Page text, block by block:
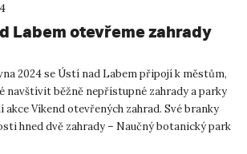
Labem otevřeme zahrady
2024 se Ústí nad Labem připojí k městům,
navštívit běžně nepřístupné zahrady a parky
Víkend otevřených zahrad. Své branky
hned dvě zahrady – Naučný botanický park